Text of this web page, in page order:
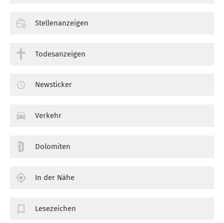
Stellenanzeigen
Todesanzeigen
Newsticker
Verkehr
Dolomiten
In der Nähe
Lesezeichen